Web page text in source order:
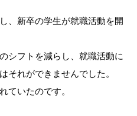
、新卒の学生が就職活動を開
シフトを減らし、就職活動に
それができませんでした。
ていたのです。